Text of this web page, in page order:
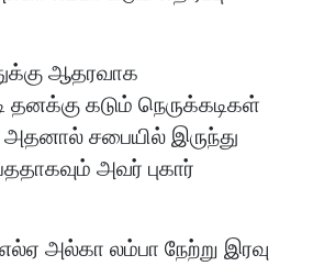
ஆதரவாக
தனக்கு கடும் நெருக்கடிகள்
அதனால் சபையில் இருந்து
அவர் புகார்
அல்கா லம்பா நேற்று இரவு